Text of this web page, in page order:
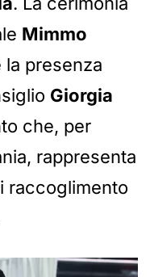
Mimmo
la presenza
Giorgia
che, per
rappresenta
raccoglimento